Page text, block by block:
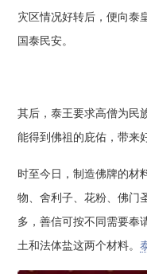
灾区情况好转后，便向泰
国泰民安。
其后，泰王要求高僧为民
能得到佛祖的庇佑，带来
时至今日，制造佛牌的材
物、舍利子、花粉、佛门
多，善信可按不同需要奉
土和法体盐这两个材料。